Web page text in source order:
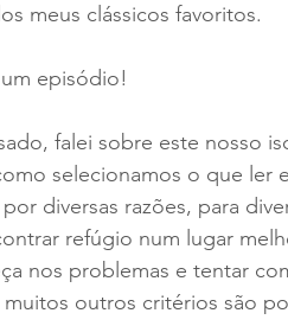
meus clássicos favoritos.
episódio!
falei sobre este nosso
selecionamos o que ler
diversas razões, para
refúgio num lugar
nos problemas e tentar
outros critérios são